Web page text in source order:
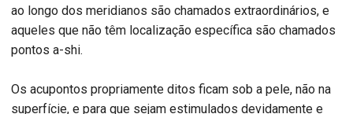
ao longo dos meridianos são chamados extraordinários, e
aqueles que não têm localização específica são chamados
pontos a-shi.
Os acupontos propriamente ditos ficam sob a pele, não na
superfície, e para que sejam estimulados devidamente e